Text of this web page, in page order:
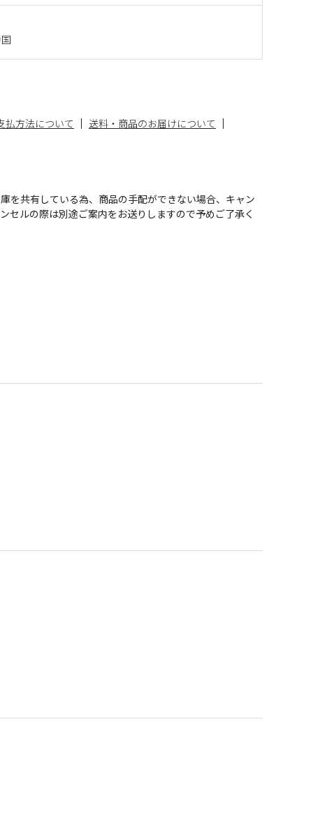
払方法について 送料・商品のお届けについて
を共有している為、商品の手配ができない場合、キャン
セルの際は別途ご案内をお送りしますので予めご了承く